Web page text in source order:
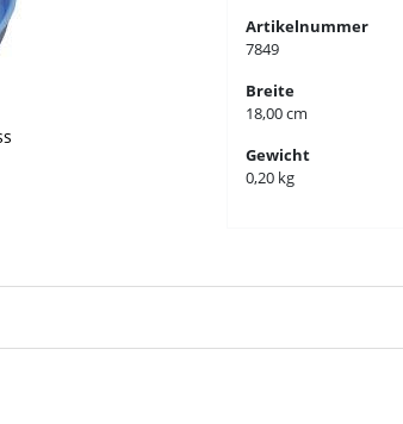
Artikelnummer
7849
Breite
18,00 cm
Gewicht
0,20 kg